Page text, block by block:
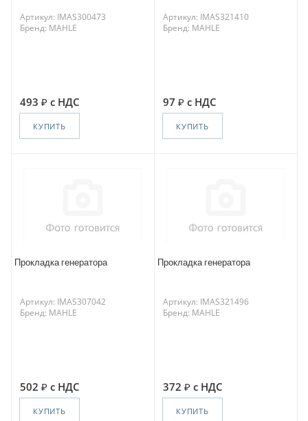
Артикул: IMAS300473
Бренд: MAHLE
493 с НДС
КУПИТЬ
Артикул: IMAS321410
Бренд: MAHLE
97 с НДС
КУПИТЬ
Прокладка генератора
Артикул: IMAS307042
Бренд: MAHLE
502 с НДС
КУПИТЬ
Прокладка генератора
Артикул: IMAS321496
Бренд: MAHLE
372 с НДС
КУПИТЬ